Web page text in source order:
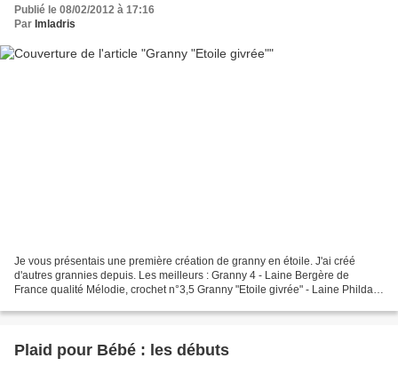
Publié le 08/02/2012 à 17:16
Par Imladris
Je vous présentais une première création de granny en étoile. J'ai créé
d'autres grannies depuis. Les meilleurs : Granny 4 - Laine Bergère de
France qualité Mélodie, crochet n°3,5 Granny "Etoile givrée" - Laine Phildar
Plaid pour Bébé : les débuts